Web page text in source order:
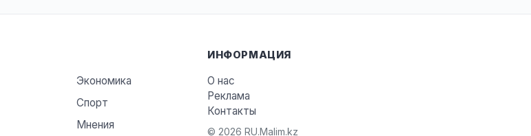
Экономика
Спорт
Мнения
ИНФОРМАЦИЯ
О нас
Реклама
Контакты
© 2026 RU.Malim.kz